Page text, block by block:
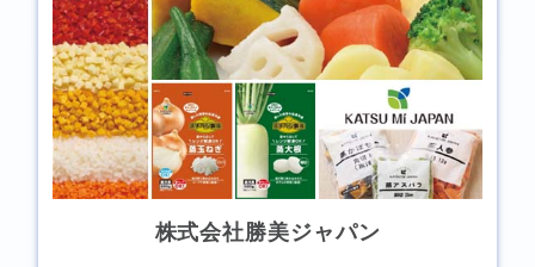
株式会社勝美ジャパン